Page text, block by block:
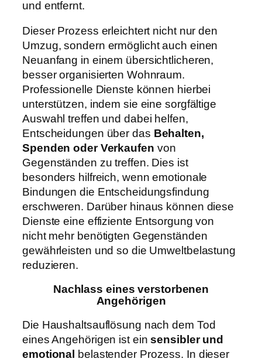
und entfernt.
Dieser Prozess erleichtert nicht nur den
Umzug, sondern ermöglicht auch einen
Neuanfang in einem übersichtlicheren,
besser organisierten Wohnraum.
Professionelle Dienste können hierbei
unterstützen, indem sie eine sorgfältige
Auswahl treffen und dabei helfen,
Entscheidungen über das Behalten,
Spenden oder Verkaufen von
Gegenständen zu treffen. Dies ist
besonders hilfreich, wenn emotionale
Bindungen die Entscheidungsfindung
erschweren. Darüber hinaus können diese
Dienste eine effiziente Entsorgung von
nicht mehr benötigten Gegenständen
gewährleisten und so die Umweltbelastung
reduzieren.
Nachlass eines verstorbenen
Angehörigen
Die Haushaltsauflösung nach dem Tod
eines Angehörigen ist einsensibler und
emotional belastender Prozess. In dieser